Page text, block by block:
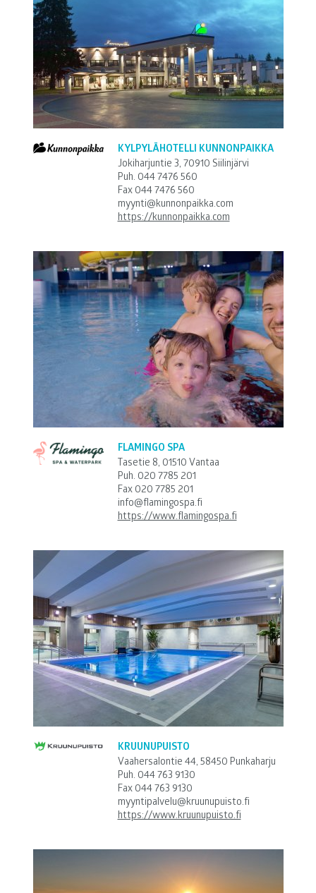
KYLPYLÄHOTELLI KUNNONPAIKKA
Jokiharjuntie 3, 70910 Siilinjärvi
Puh. 044 7476 560
Fax 044 7476 560
myynti@kunnonpaikka.com
https://kunnonpaikka.com
FLAMINGO SPA
Tasetie 8, 01510 Vantaa
Puh. 020 7785 201
Fax 020 7785 201
info@flamingospa.fi
https://www.flamingospa.fi
KRUUNUPUISTO
Vaahersalontie 44, 58450 Punkaharju
Puh. 044 763 9130
Fax 044 763 9130
myyntipalvelu@kruunupuisto.fi
https://www.kruunupuisto.fi